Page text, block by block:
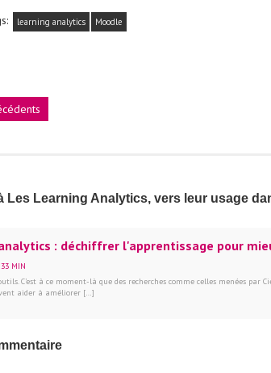
learning analytics Moodle
Les Learning Analytics, vers leur usage
: déchiffrer l'apprentissage pour
MIN
C’est à ce moment-là que des recherches comme celles menées par
aider à améliorer […]